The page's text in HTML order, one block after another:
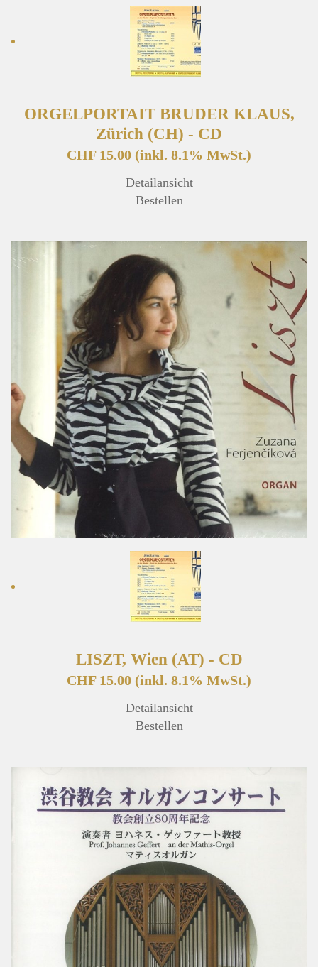
ORGELPORTAIT BRUDER KLAUS,
Zürich (CH) - CD
CHF 15.00 (inkl. 8.1% MwSt.)
Detailansicht
Bestellen
LISZT, Wien (AT) - CD
CHF 15.00 (inkl. 8.1% MwSt.)
Detailansicht
Bestellen